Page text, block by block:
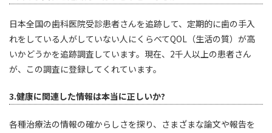
日本全国の歯科医院受診患者さんを追跡して、定期的に歯の手入
れをしている人がしていない人にくらべてQOL（生活の質）が高
いかどうかを追跡調査しています。現在、2千人以上の患者さん
が、この調査に登録してくれています。
3.健康に関連した情報は本当に正しいか?
各種治療法の情報の確からしさを探り、さまざまな論文や報告を